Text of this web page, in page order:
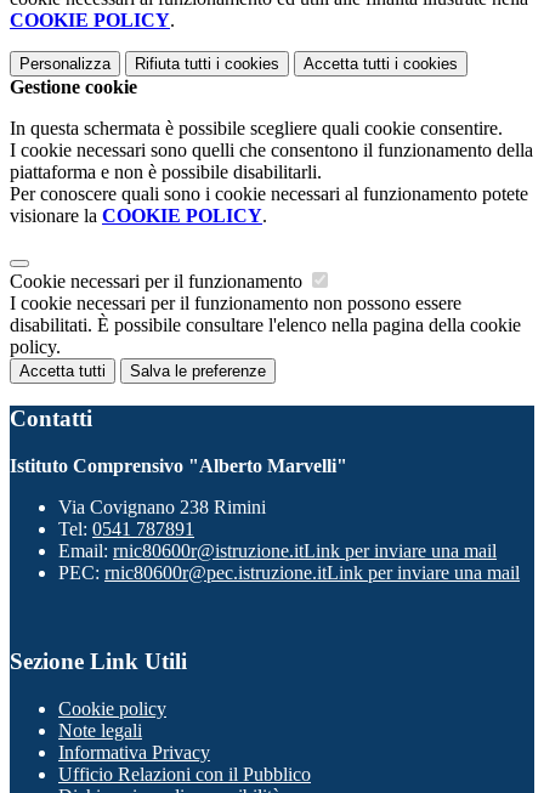
COOKIE POLICY.
Personalizza Rifiuta tutti i cookies Accetta tutti i cookies
Gestione cookie
In questa schermata è possibile scegliere quali cookie consentire.
I cookie necessari sono quelli che consentono il funzionamento della
piattaforma e non è possibile disabilitarli.
Per conoscere quali sono i cookie necessari al funzionamento potete
visionare la COOKIE POLICY.
Cookie necessari per il funzionamento
I cookie necessari per il funzionamento non possono essere
disabilitati. È possibile consultare l'elenco nella pagina della cookie
policy.
Accetta tutti Salva le preferenze
Contatti
Istituto Comprensivo "Alberto Marvelli"
Via Covignano 238 Rimini
Tel: 0541 787891
Email: rnic80600r@istruzione.itLink per inviare una mail
PEC: rnic80600r@pec.istruzione.itLink per inviare una mail
Sezione Link Utili
Cookie policy
Note legali
Informativa Privacy
Ufficio Relazioni con il Pubblico